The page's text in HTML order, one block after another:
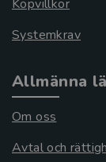
Köpvillkor
Systemkrav
Allmänna
Om oss
Avtal och